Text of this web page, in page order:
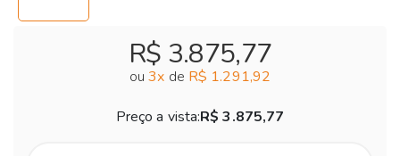
R$ 3.875,77
ou3x de R$ 1.291,92
Preço a vista:R$ 3.875,77